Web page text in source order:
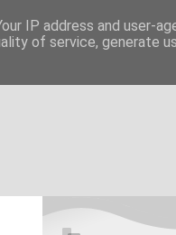
IP address and user-
of service, generate